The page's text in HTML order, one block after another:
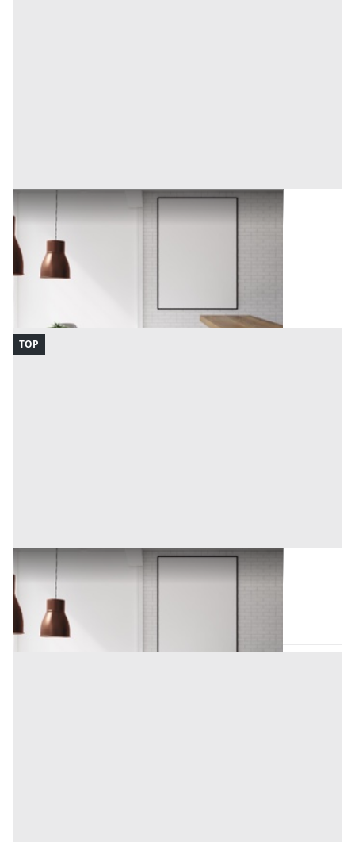
Arredamento Negozi all'asta a Padova
Padova
Offerta minima
50 €
Codice asta:
TOP
Arredamento Negozi all'asta a Padova
Padova
Codice asta:
Asta chiusa